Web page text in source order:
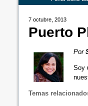
7 octubre, 2013
Puerto
Por
Soy
Temas